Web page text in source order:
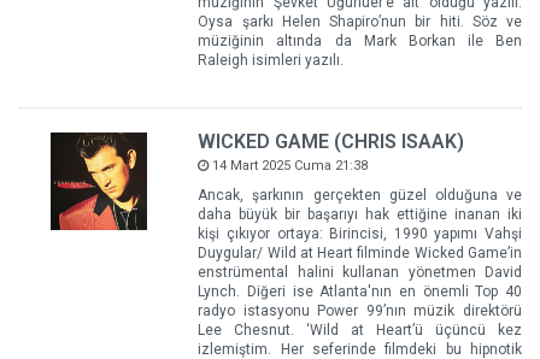
Oysa şarkı Helen Shapiro’nun bir hiti. Söz ve
müziğinin altında da Mark Borkan ile Ben
Raleigh isimleri yazılı.
WICKED GAME (CHRIS ISAAK)
14 Mart 2025 Cuma 21:38
Ancak, şarkının gerçekten güzel olduğuna ve
daha büyük bir başarıyı hak ettiğine inanan iki
kişi çıkıyor ortaya: Birincisi, 1990 yapımı Vahşi
Duygular/ Wild at Heart filminde Wicked Game’in
enstrümental halini kullanan yönetmen David
Lynch. Diğeri ise Atlanta'nın en önemli Top 40
radyo istasyonu Power 99’nın müzik direktörü
Lee Chesnut. ‘Wild at Heart’ü üçüncü kez
izlemiştim. Her seferinde filmdeki bu hipnotik